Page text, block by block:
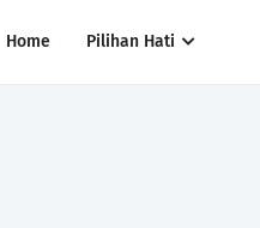
Home Pilihan Hati